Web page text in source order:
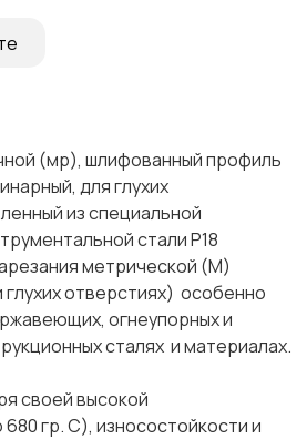
(мр), шлифованный профиль
для глухих
из специальной
стали Р18
метрической (М)
глухих отверстиях) особенно
огнеупорных и
сталях и материалах.
своей высокой
гр. С), износостойкости и